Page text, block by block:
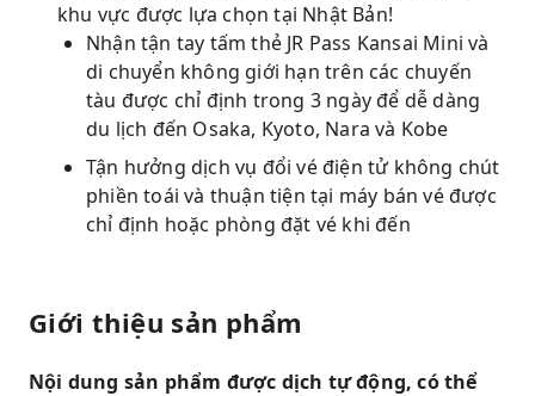
khu vực được lựa chọn tại Nhật Bản!
Nhận tận tay tấm thẻ JR Pass Kansai Mini và
di chuyển không giới hạn trên các chuyến
tàu được chỉ định trong 3 ngày để dễ dàng
du lịch đến Osaka, Kyoto, Nara và Kobe
Tận hưởng dịch vụ đổi vé điện tử không chút
phiền toái và thuận tiện tại máy bán vé được
chỉ định hoặc phòng đặt vé khi đến
Giới thiệu sản phẩm
Nội dung sản phẩm được dịch tự động, có thể